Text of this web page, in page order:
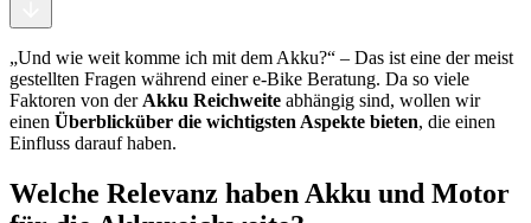
„Und wie weit komme ich mit dem Akku?“ – Das ist eine der meist
gestellten Fragen während einer e-Bike Beratung. Da so viele
Faktoren von der Akku Reichweite abhängig sind, wollen wir
einen Überblicküber die wichtigsten Aspekte bieten, die einen
Einfluss darauf haben.
Welche Relevanz haben Akku und Motor